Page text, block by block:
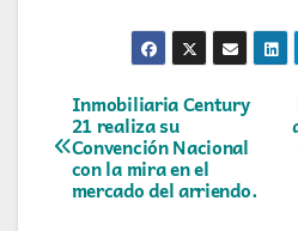
Navegación
de
entradas
Inmobiliaria Century
21 realiza su
Convención Nacional
con la mira en el
mercado del arriendo.